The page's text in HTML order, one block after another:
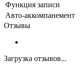
Функция записи
Авто-аккомпанемент
Отзывы
Загрузка отзывов...